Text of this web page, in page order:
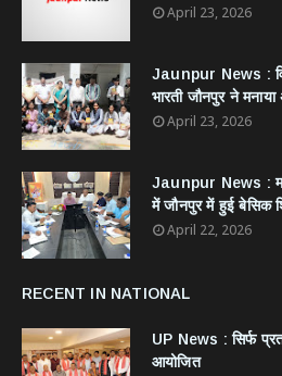
April 23, 2026
Jaunpur News :
भारती जौनपुर ने
April 23, 2026
Jaunpur News :
में जौनपुर में हुई बेसिक
April 22, 2026
RECENT IN NATIONAL
UP News : सिर्फ
आयोजित